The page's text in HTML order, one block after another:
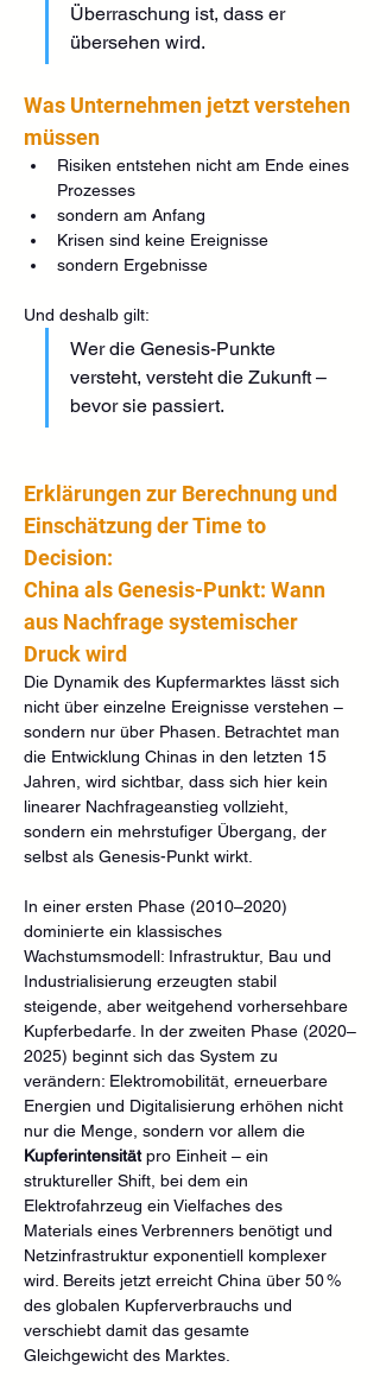
Überraschung ist, dass er
übersehen wird.
Was Unternehmen jetzt verstehen
müssen
Risiken entstehen nicht am Ende eines
Prozesses
sondern am Anfang
Krisen sind keine Ereignisse
sondern Ergebnisse
Und deshalb gilt:
Wer die Genesis-Punkte
versteht, versteht die Zukunft –
bevor sie passiert.
Erklärungen zur Berechnung und
Einschätzung der Time to
Decision:
China als Genesis-Punkt: Wann
aus Nachfrage systemischer
Druck wird
Die Dynamik des Kupfermarktes lässt sich
nicht über einzelne Ereignisse verstehen –
sondern nur über Phasen. Betrachtet man
die Entwicklung Chinas in den letzten 15
Jahren, wird sichtbar, dass sich hier kein
linearer Nachfrageanstieg vollzieht,
sondern ein mehrstufiger Übergang, der
selbst als Genesis-Punkt wirkt.
In einer ersten Phase (2010–2020)
dominierte ein klassisches
Wachstumsmodell: Infrastruktur, Bau und
Industrialisierung erzeugten stabil
steigende, aber weitgehend vorhersehbare
Kupferbedarfe. In der zweiten Phase (2020–
2025) beginnt sich das System zu
verändern: Elektromobilität, erneuerbare
Energien und Digitalisierung erhöhen nicht
nur die Menge, sondern vor allem die
Kupferintensität pro Einheit – ein
struktureller Shift, bei dem ein
Elektrofahrzeug ein Vielfaches des
Materials eines Verbrenners benötigt und
Netzinfrastruktur exponentiell komplexer
wird. Bereits jetzt erreicht China über 50 %
des globalen Kupferverbrauchs und
verschiebt damit das gesamte
Gleichgewicht des Marktes.